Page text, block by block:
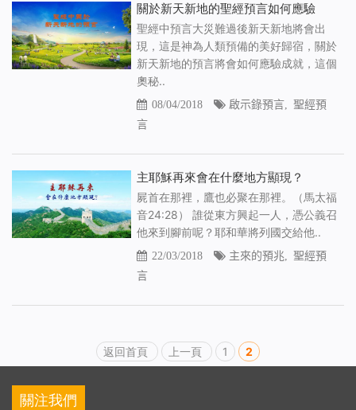
關於新天新地的聖經預言如何應驗
聖經中預言大災難過後新天新地將會出
現，這是神為人類預備的美好歸宿，關於
新天新地的預言將會如何應驗成就，這個
奧秘..
08/04/2018 啟示錄預言, 聖經預
言
主耶穌再來會在什麼地方顯現？
屍首在那裡，鷹也必聚在那裡。（馬太福
音24:28） 誰從東方興起一人，憑公義召
他來到腳前呢？耶和華將列國交給他..
22/03/2018 主來的預兆
聖經預
言
返回首頁 上一頁 1 2
關注我們